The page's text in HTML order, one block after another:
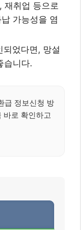
재취업 등으로
가능성을 염
되었다면, 망설
습니다.
급 정보신청 방
바로 확인하고